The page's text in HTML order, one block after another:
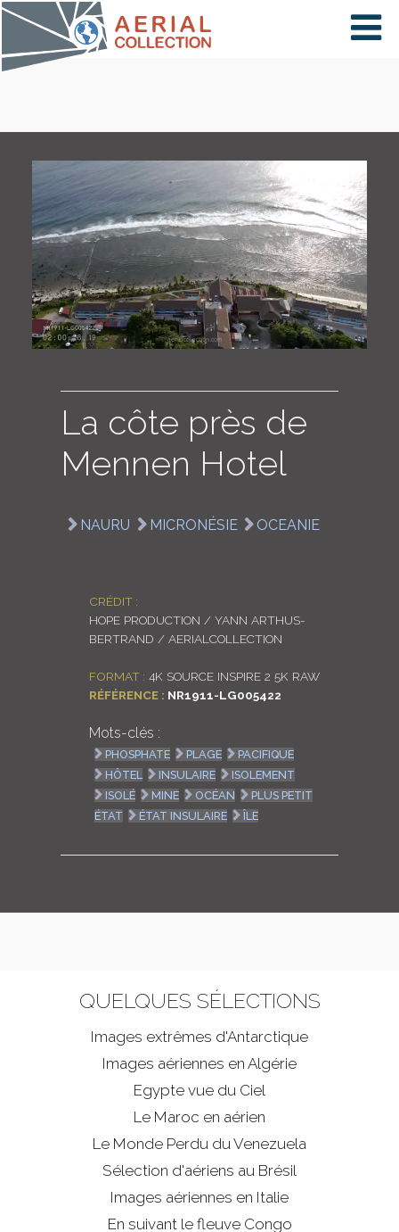
×
PAYS
CARTE
COLLECTIONS
LOGIN
ENGLISH
La côte près de
Mennen Hotel
NAURU MICRONÉSIE OCEANIE
CRÉDIT :
HOPE PRODUCTION / YANN ARTHUS-
BERTRAND / AERIALCOLLECTION
FORMAT : 4K SOURCE INSPIRE 2 5K RAW
RÉFÉRENCE : NR1911-LG005422
Mots-clés :
PHOSPHATE PLAGE
PACIFIQUE
HÔTEL
INSULAIRE
ISOLEMENT
ISOLÉ
MINE OCÉAN
PLUS PETIT
ÉTAT
ÉTAT INSULAIRE ÎLE
QUELQUES SÉLECTIONS
Images extrêmes d'Antarctique
Images aériennes en Algérie
Egypte vue du Ciel
Le Maroc en aérien
Le Monde Perdu du Venezuela
Sélection d'aériens au Brésil
Images aériennes en Italie
En suivant le fleuve Congo